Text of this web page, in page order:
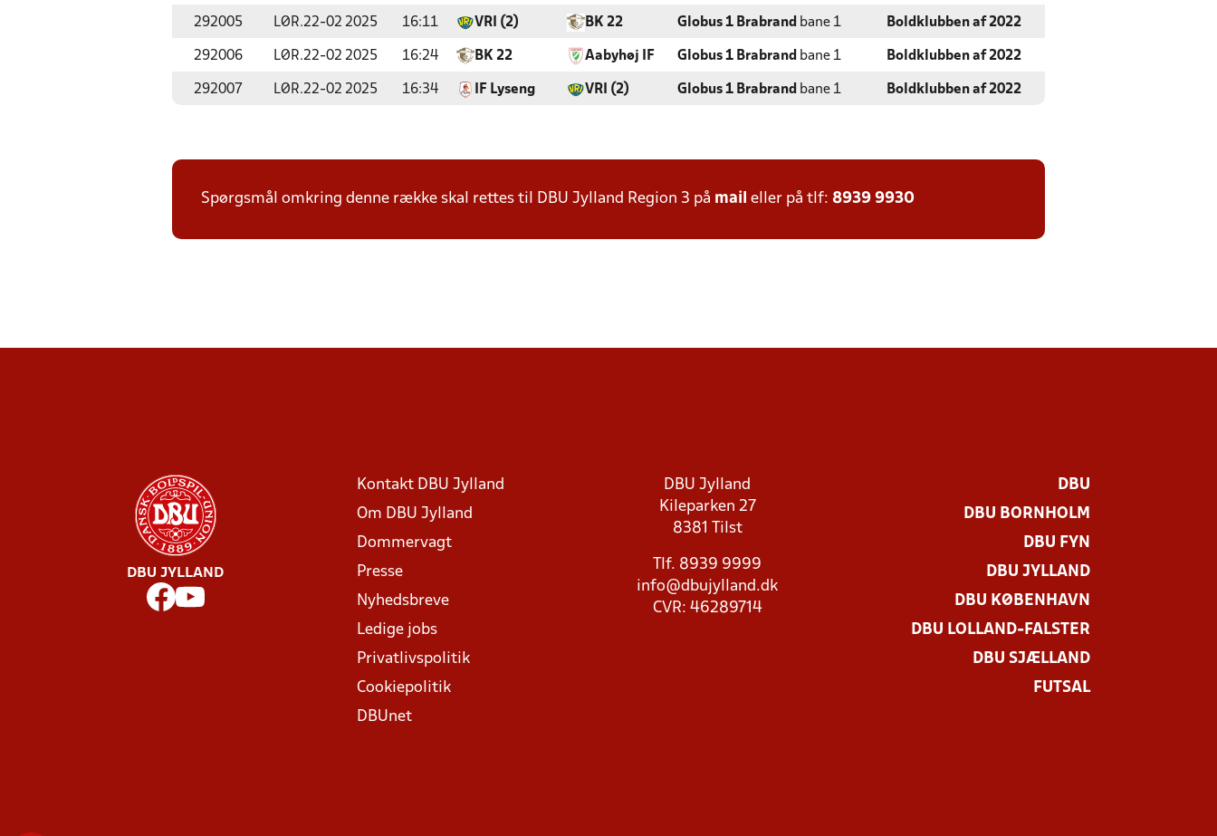
292005 LØR.22-02 2025 16:11 VRI (2) BK 22 Globus 1 Brabrand bane 1 Boldklubben af 2022
292006 LØR.22-02 2025 16:24 BK 22 Aabyhøj IF Globus 1 Brabrand bane 1 Boldklubben af 2022
292007 LØR.22-02 2025 16:34 IF Lyseng VRI (2) Globus 1 Brabrand bane 1 Boldklubben af 2022
Spørgsmål omkring denne række skal rettes til DBU Jylland Region 3 på mail eller på tlf: 8939 9930
DBU JYLLAND
Kontakt DBU Jylland
Om DBU Jylland
Dommervagt
Presse
Nyhedsbreve
Ledige jobs
Privatlivspolitik
Cookiepolitik
DBUnet
DBU Jylland
Kileparken 27
8381 Tilst
Tlf. 8939 9999
info@dbujylland.dk
CVR: 46289714
DBU
DBU BORNHOLM
DBU FYN
DBU JYLLAND
DBU KØBENHAVN
DBU LOLLAND-FALSTER
DBU SJÆLLAND
FUTSAL